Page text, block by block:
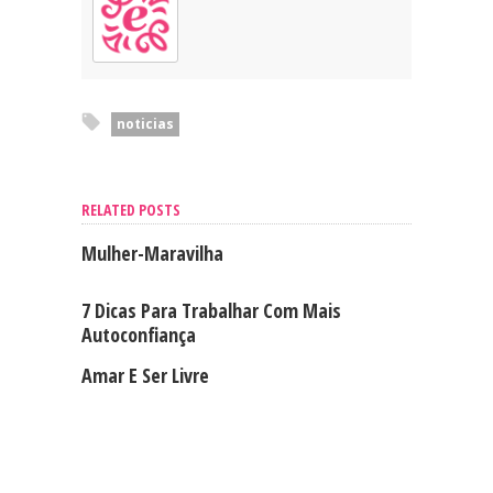
noticias
RELATED POSTS
Mulher-Maravilha
7 Dicas Para Trabalhar Com Mais
Autoconfiança
Amar E Ser Livre